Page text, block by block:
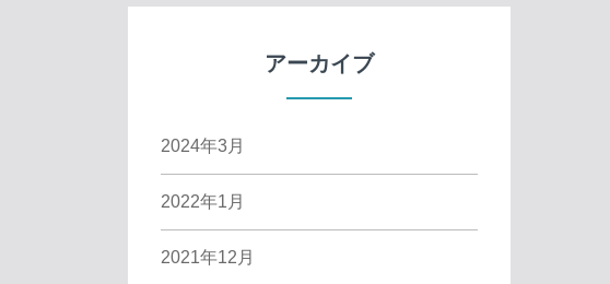
アーカイブ
2024年3月
2022年1月
2021年12月